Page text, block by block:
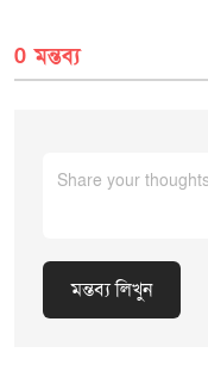
0 মন্তব্য
মন্তব্য লিখুন